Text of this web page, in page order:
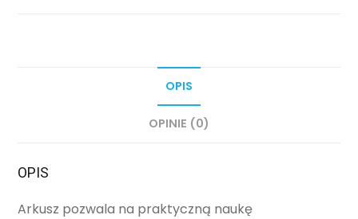
OPIS
OPINIE (0)
OPIS
Arkusz pozwala na praktyczną naukę